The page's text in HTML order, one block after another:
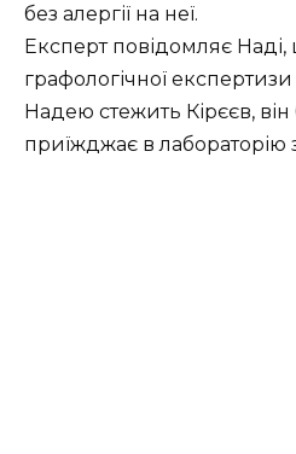
без алергії на неї.
Експерт повідомляє Наді,
графологічної
Надею стежить Кірєєв,
приїжджає в лабораторію